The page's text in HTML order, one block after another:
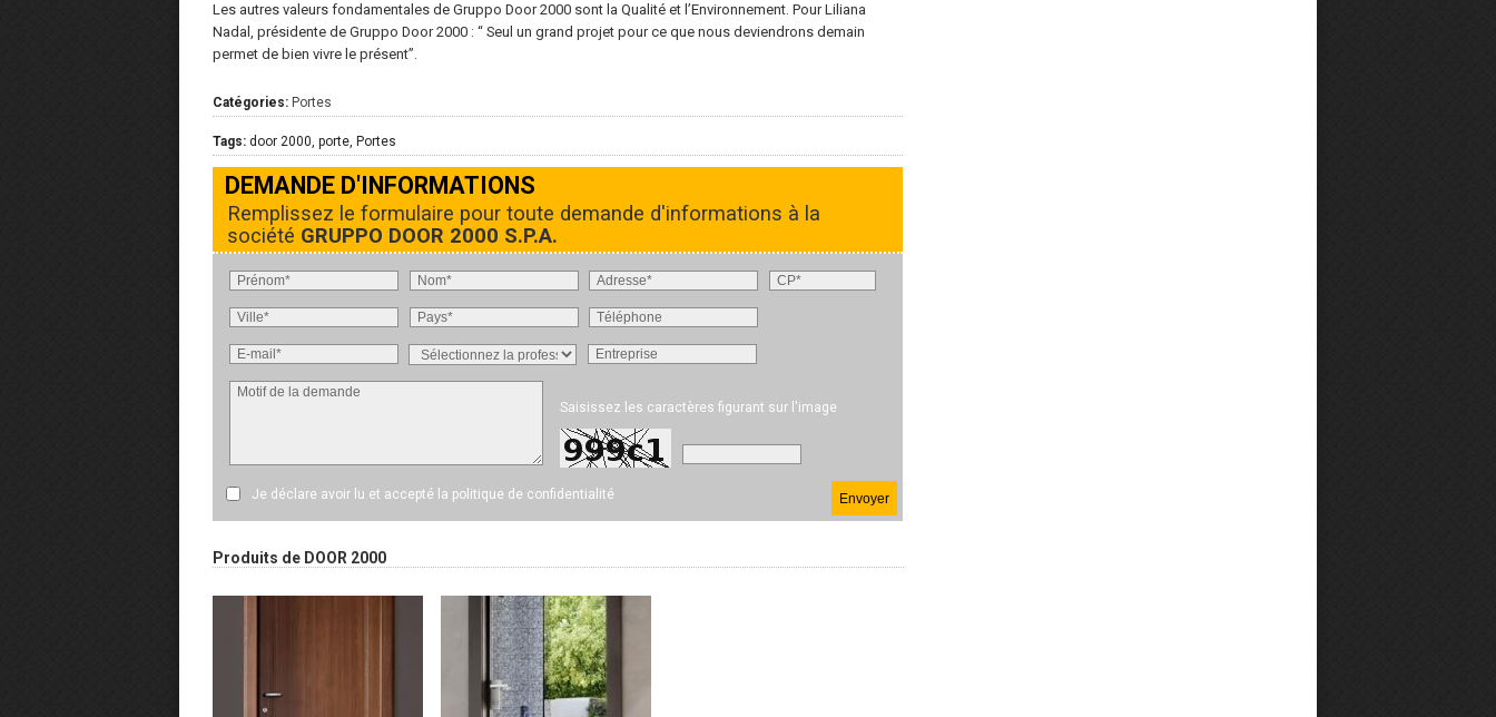
Les autres valeurs fondamentales de Gruppo Door 2000 sont la Qualité et l’Environnement. Pour Liliana
Nadal, présidente de Gruppo Door 2000 : “ Seul un grand projet pour ce que nous deviendrons demain
permet de bien vivre le présent”.
Catégories: Portes
Tags: door 2000, porte, Portes
DEMANDE D'INFORMATIONS
Remplissez le formulaire pour toute demande d'informations à la
société GRUPPO DOOR 2000 S.P.A.
Saisissez les caractères figurant sur l'image
Je déclare avoir lu et accepté la politique de confidentialité
Produits de DOOR 2000